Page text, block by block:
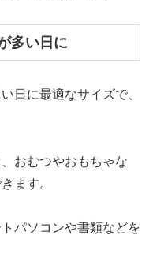
多い日に
日に最適なサイズで、
おむつやおもちゃな
ます。
パソコンや書類などを